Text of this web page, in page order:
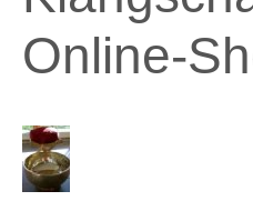
Online-